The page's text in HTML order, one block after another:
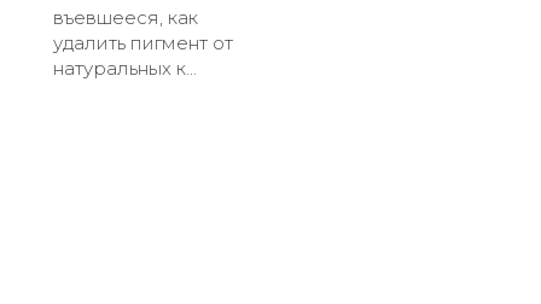
въевшееся, как
удалить пигмент от
натуральных к...